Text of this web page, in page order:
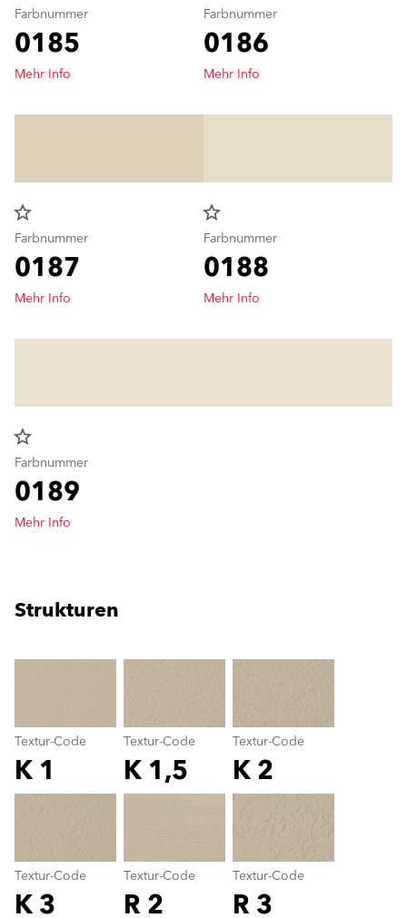
Farbnummer
0185
Mehr Info
Farbnummer
0186
Mehr Info
star_border
Farbnummer
0187
Mehr Info
star_border
Farbnummer
0188
Mehr Info
star_border
Farbnummer
0189
Mehr Info
Strukturen
Textur-Code
K 1
Textur-Code
K 1,5
Textur-Code
K 2
Textur-Code
K 3
Textur-Code
R 2
Textur-Code
R 3
Textur-Code
color_name